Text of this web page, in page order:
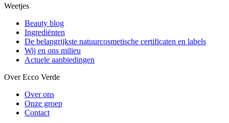
Weetjes
Beauty blog
Ingrediënten
De belangrijkste natuurcosmetische certificaten en labels
Wij en ons milieu
Actuele aanbiedingen
Over Ecco Verde
Over ons
Onze groep
Contact